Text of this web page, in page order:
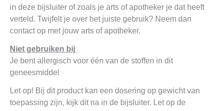
in deze bijsluiter of zoals je arts of apotheker je dat heeft
verteld. Twijfelt je over het juiste gebruik? Neem dan
contact op met jouw arts of apotheker.
Niet gebruiken bij
Je bent allergisch voor één van de stoffen in dit
geneesmiddel
Let op! Bij dit product kan een dosering op gewicht van
toepassing zijn, kijk dit na in de bijsluiter. Let op de